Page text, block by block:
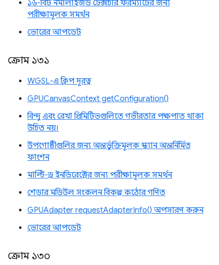
১৬-বিট নর্মালাইজড টেক্সচার ফরম্যাটের জন্য
পরীক্ষামূলক সমর্থন
ভোরের আপডেট
ক্রোম ১৩১
WGSL-এ ক্লিপ দূরত্ব
GPUCanvasContext getConfiguration()
বিন্দু এবং রেখা প্রিমিটিভগুলিতে গভীরতার পক্ষপাত থাকা
উচিত নয়।
উপগোষ্ঠীগুলির জন্য অন্তর্ভুক্তিমূলক স্ক্যান অন্তর্নির্মিত
ফাংশন
মাল্টি-ড্র ইনডিরেক্টের জন্য পরীক্ষামূলক সমর্থন
শেডার মডিউল সংকলন বিকল্প কঠোর গণিত
GPUAdapter requestAdapterInfo() অপসারণ করুন
ভোরের আপডেট
ক্রোম ১৩০